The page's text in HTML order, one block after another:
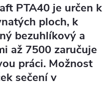
PTA40 je určen k
ploch, k
bezuhlíkový a
až 7500 zaručuje
práci. Možnost
sečení v